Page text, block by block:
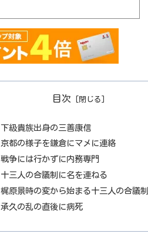
目次
下級貴族出身の三善康信
京都の様子を鎌倉にマメに連絡
戦争には行かずに内務専門
十三人の合議制に名を連ねる
梶原景時の変から始まる十三人の合議
承久の乱の直後に病死